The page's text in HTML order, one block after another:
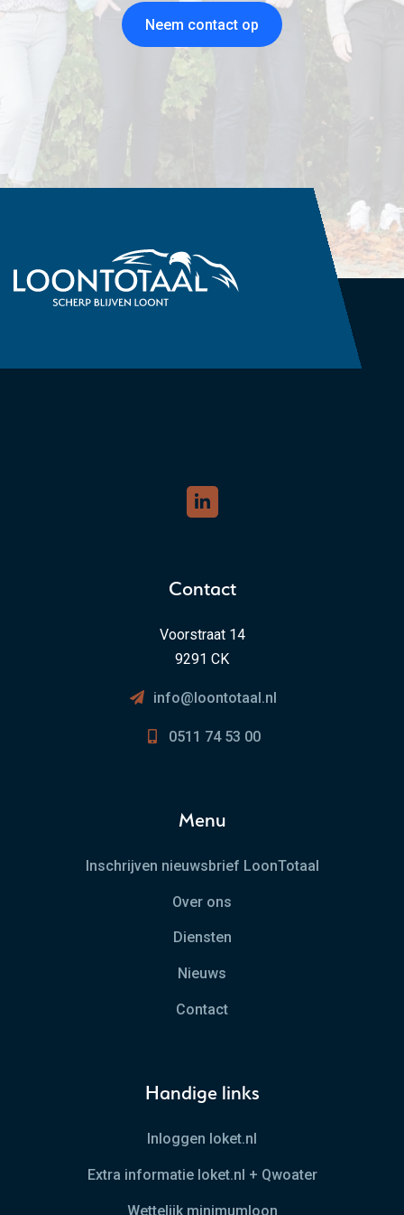
Neem contact op
Contact
Voorstraat 14
9291 CK
info@loontotaal.nl
0511 74 53 00
Menu
Inschrijven nieuwsbrief LoonTotaal
Over ons
Diensten
Nieuws
Contact
Handige links
Inloggen loket.nl
Extra informatie loket.nl + Qwoater
Wettelijk minimumloon